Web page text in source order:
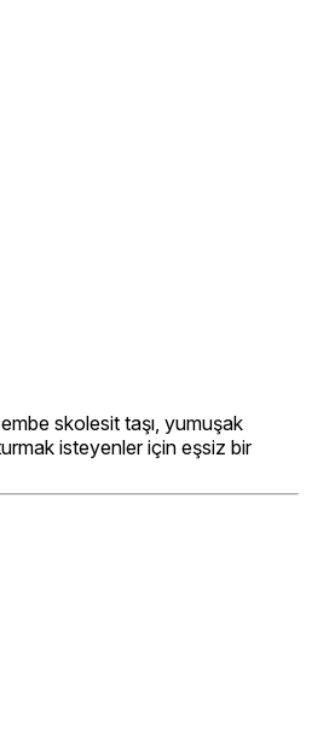
skolesit taşı, yumuşak
isteyenler için eşsiz bir